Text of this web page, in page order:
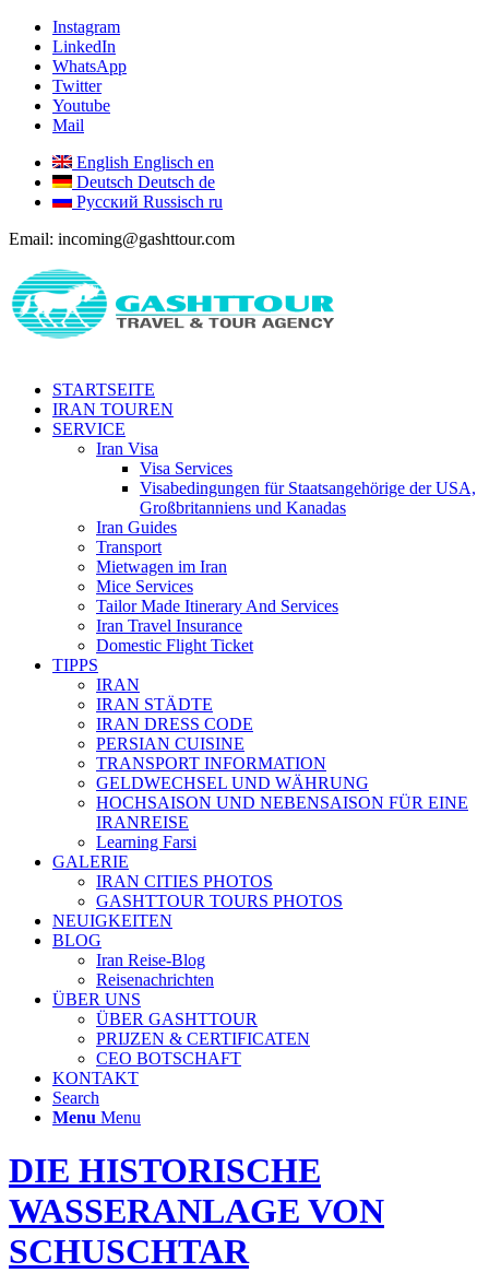
Instagram
LinkedIn
WhatsApp
Twitter
Youtube
Mail
English Englisch en
Deutsch Deutsch de
Русский Russisch ru
Email: incoming@gashttour.com
STARTSEITE
IRAN TOUREN
SERVICE
Iran Visa
Visa Services
Visabedingungen für Staatsangehörige der USA,
Großbritanniens und Kanadas
Iran Guides
Transport
Mietwagen im Iran
Mice Services
Tailor Made Itinerary And Services
Iran Travel Insurance
Domestic Flight Ticket
TIPPS
IRAN
IRAN STÄDTE
IRAN DRESS CODE
PERSIAN CUISINE
TRANSPORT INFORMATION
GELDWECHSEL UND WÄHRUNG
HOCHSAISON UND NEBENSAISON FÜR EINE
IRANREISE
Learning Farsi
GALERIE
IRAN CITIES PHOTOS
GASHTTOUR TOURS PHOTOS
NEUIGKEITEN
BLOG
Iran Reise-Blog
Reisenachrichten
ÜBER UNS
ÜBER GASHTTOUR
PRIJZEN & CERTIFICATEN
CEO BOTSCHAFT
KONTAKT
Search
Menu Menu
DIE HISTORISCHE
WASSERANLAGE VON
SCHUSCHTAR